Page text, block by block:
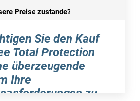
Preise zustande?
Sie den Kauf
Total Protection
überzeugende
Ihre
zu